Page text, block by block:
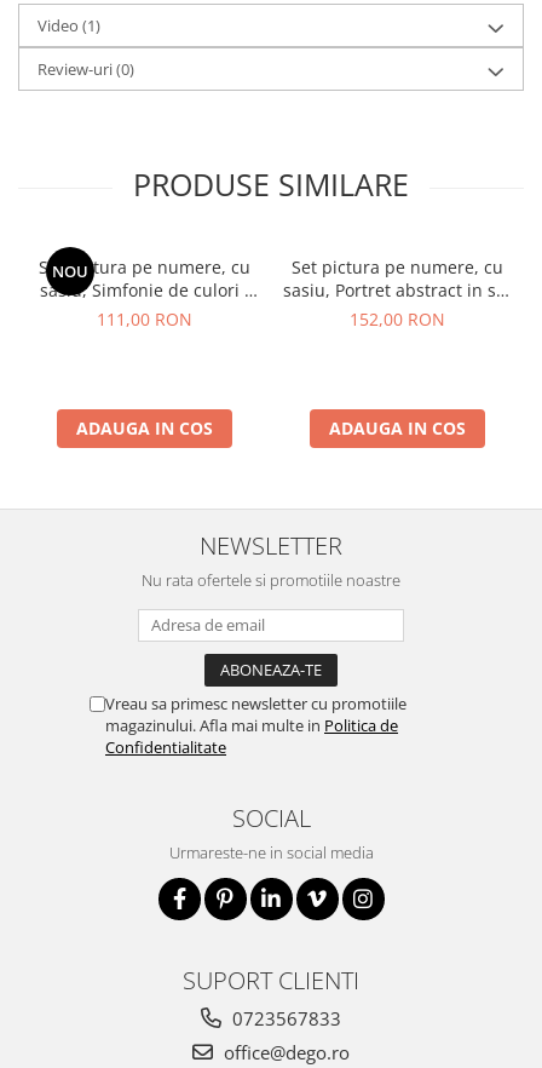
Video (1)
Review-uri(0)
PRODUSE SIMILARE
NOU
Set pictura pe numere, cu
sasiu, Simfonie de culori -
vopsele metalizate, 40x50
111,00 RON
ADAUGA IN COS
Set pictura pe numere, cu
sasiu, Portret abstract in stil
Picasso, 40x50 cm
152,00 RON
ADAUGA IN COS
NEWSLETTER
Nu rata ofertele si promotiile noastre
Vreau sa primesc newsletter cu promotiile
magazinului. Afla mai multe in Politica de
Confidentialitate
SOCIAL
Urmareste-ne in social media
SUPORT CLIENTI
0723567833
office@dego.ro